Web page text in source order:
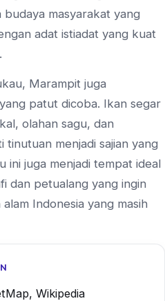
masyarakat yang
adat istiadat yang kuat
Marampit juga
patut dicoba. Ikan segar
olahan sagu, dan
tinutuan menjadi sajian yang
ini juga menjadi tempat ideal
dan petualang yang ingin
Indonesia yang masih
Wikipedia